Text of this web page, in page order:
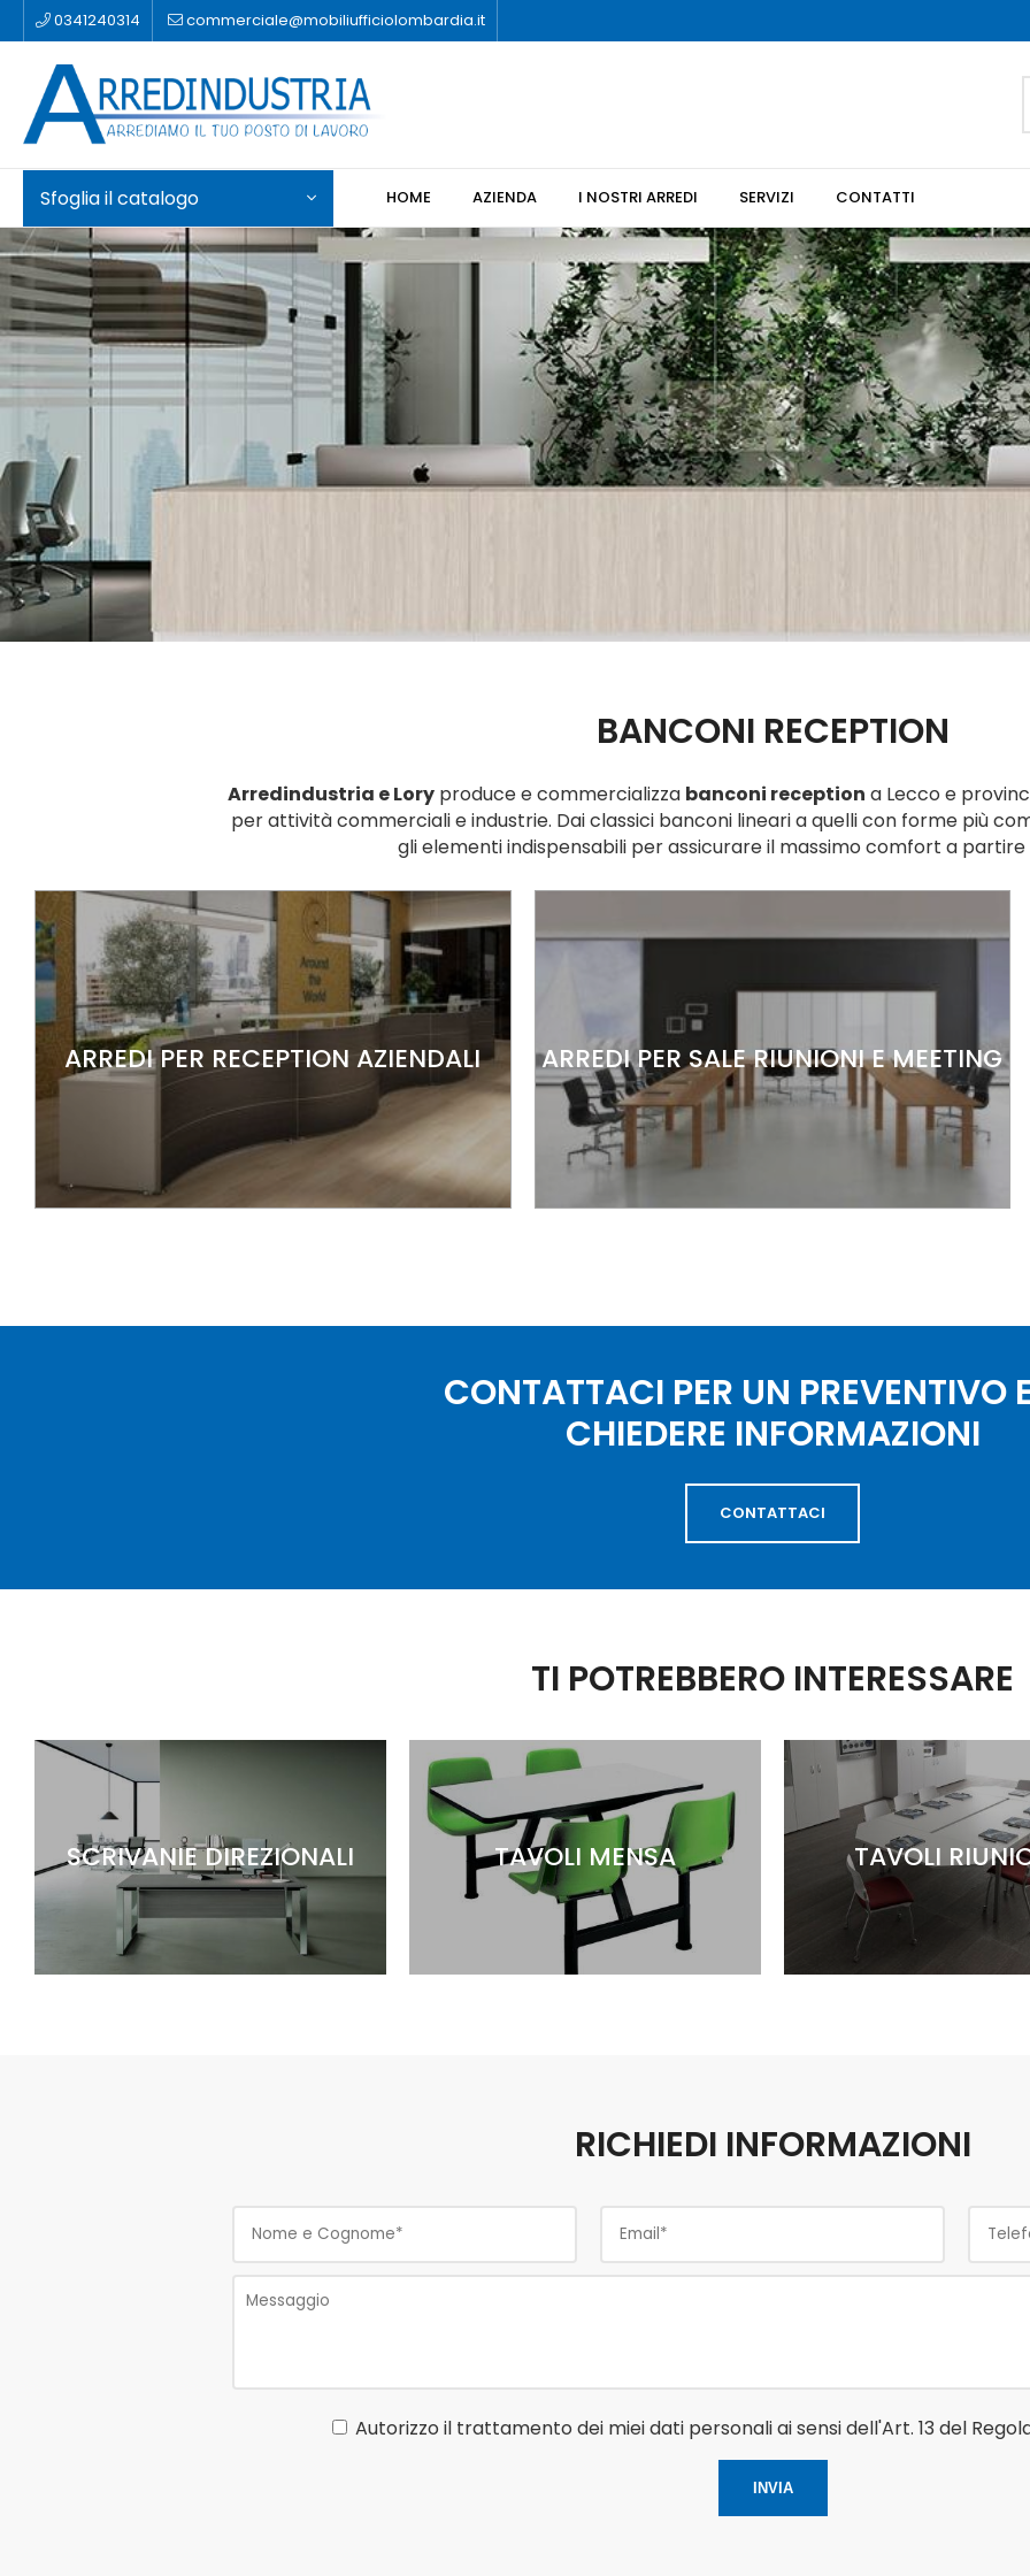
0341240314 commerciale@mobiliufficiolombardia.it
Sfoglia il catalogo HOME AZIENDA I NOSTRI ARREDI SERVIZI CONTATTI
BANCONI RECEPTION
Arredindustria e Loryproduce e commercializza banconi reception a Lecco e
per attività commerciali e industrie. Dai classici banconi lineari a quelli con forme più
gli elementi indispensabili per assicurare il massimo comfort a partire
ARREDI PER RECEPTION AZIENDALI ARREDI PER SALE RIUNIONI E MEETING
CONTATTACI PER UN PREVENTIVO
CHIEDERE INFORMAZIONI
CONTATTACI
TI POTREBBERO INTERESSARE
SCRIVANIE DIREZIONALI TAVOLI MENSA TAVOLI
RICHIEDI INFORMAZIONI
Autorizzo il trattamento dei miei dati personali ai sensi dell'Art. 13 del